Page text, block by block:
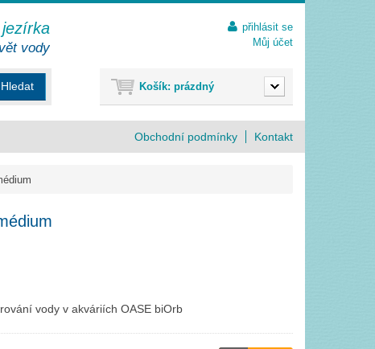
vody v akváriích OASE biOrb
Obchodní podmínky Kontakt
Hledat
přihlásit se
Můj účet
Košík: prázdný
vody